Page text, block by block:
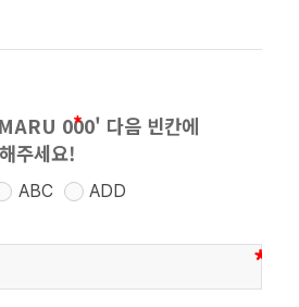
000' 다음 빈칸에
주세요!
ABC ADD